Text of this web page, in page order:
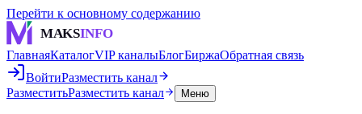
Перейти к основному содержанию
MAKSINFO
ГлавнаяКаталогVIP каналыБлогБиржаОбратная связь
ВойтиРазместить канал
РазместитьРазместить канал Меню